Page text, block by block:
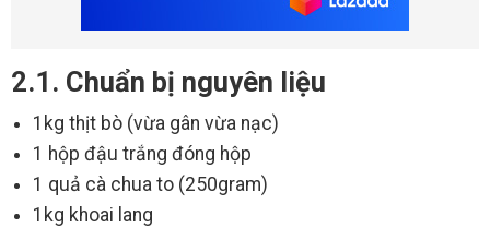
2.1. Chuẩn bị nguyên liệu
1kg thịt bò (vừa gân vừa nạc)
1 hộp đậu trắng đóng hộp
1 quả cà chua to (250gram)
1kg khoai lang